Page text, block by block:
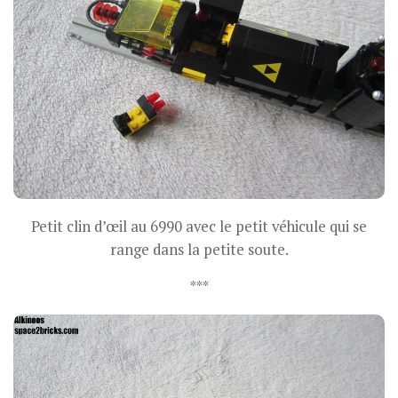
Petit clin d’œil au 6990 avec le petit véhicule qui se
range dans la petite soute.
***